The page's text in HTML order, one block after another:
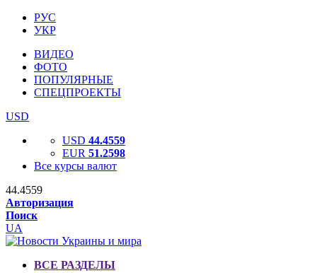
РУС
УКР
ВИДЕО
ФОТО
ПОПУЛЯРНЫЕ
СПЕЦПРОЕКТЫ
USD
USD 44.4559
EUR 51.2598
Все курсы валют
44.4559
Авторизация
Поиск
UA
ВСЕ РАЗДЕЛЫ